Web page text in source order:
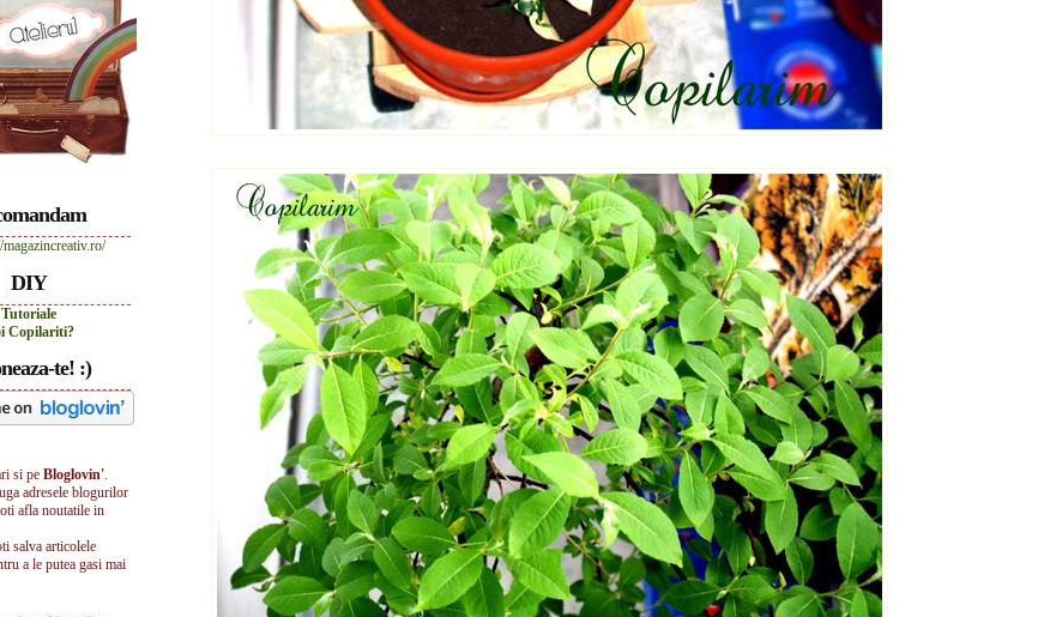
DIY
Tutoriale
Copilariti?
te! :)
si pe Bloglovin'.
adresele blogurilor
afla noutatile in
salva articolele
a le putea gasi mai